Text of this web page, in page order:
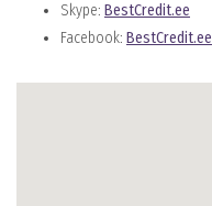
Skype: BestCredit.ee
Facebook: BestCredit.ee